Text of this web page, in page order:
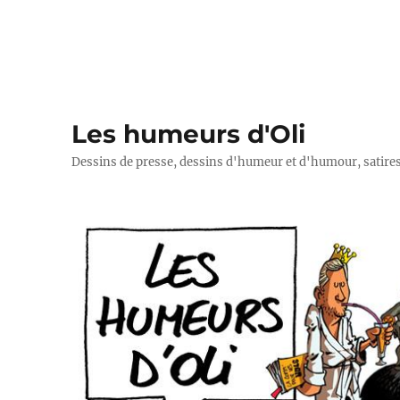
Les humeurs d'Oli
Dessins de presse, dessins d'humeur et d'humour,